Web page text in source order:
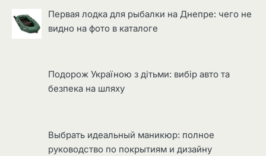
Первая лодка для рыбалки на Днепре: чего не
видно на фото в каталоге
Подорож Україною з дітьми: вибір авто та
безпека на шляху
Выбрать идеальный маникюр: полное
руководство по покрытиям и дизайну